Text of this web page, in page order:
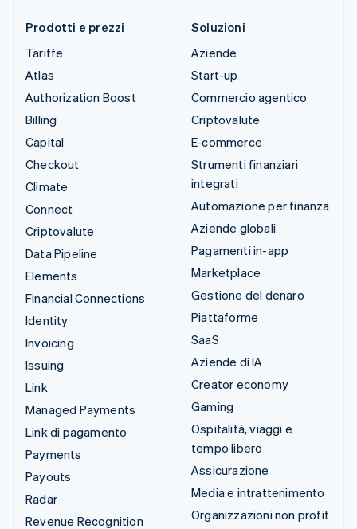
Prodotti e prezzi
Tariffe
Atlas
Authorization Boost
Billing
Capital
Checkout
Climate
Connect
Criptovalute
Data Pipeline
Elements
Financial Connections
Identity
Invoicing
Issuing
Link
Managed Payments
Link di pagamento
Payments
Payouts
Radar
Revenue Recognition
Soluzioni
Aziende
Start-up
Commercio agentico
Criptovalute
E-commerce
Strumenti finanziari
integrati
Automazione per finanza
Aziende globali
Pagamenti in-app
Marketplace
Gestione del denaro
Piattaforme
SaaS
Aziende di IA
Creator economy
Gaming
Ospitalità, viaggi e
tempo libero
Assicurazione
Media e intrattenimento
Organizzazioni non profit